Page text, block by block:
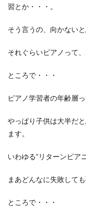
習とか・・・。
そう言うの、向かないと
それぐらいピアノって
ところで・・・
ピアノ学習者の年齢層
やっぱり子供は大半だ
ます。
いわゆる”リターンピア
まあどんなに失敗して
ところで・・・